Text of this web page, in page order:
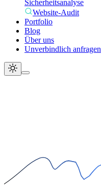
Sicherheitsanalyse
Website-Audit
Portfolio
Blog
Über uns
Unverbindlich anfragen